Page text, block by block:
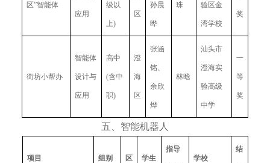
区”智能体
应用
级以
上)
区
孙晨
晔
珠 验区金
湾学校
奖
街坊小帮办
智能体
设计与
应用
高中
(含中
职)
澄
海
区
张涵
铭、
余欣
烨
林晗
汕头市
澄海实
验高级
中学
一
等
奖
五、智能机器人
项目 组别 区 学生
指导
学校
结